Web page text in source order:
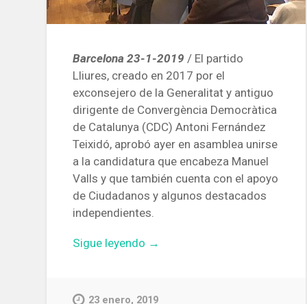
Barcelona 23-1-2019 / El partido
Lliures, creado en 2017 por el
exconsejero de la Generalitat y antiguo
dirigente de Convergència Democràtica
de Catalunya (CDC) Antoni Fernández
Teixidó, aprobó ayer en asamblea unirse
a la candidatura que encabeza Manuel
Valls y que también cuenta con el apoyo
de Ciudadanos y algunos destacados
independientes.
Sigue leyendo «El
aprueba
→
23 enero, 2019